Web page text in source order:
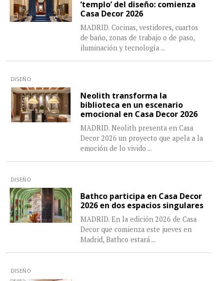
‘templo’ del diseño: comienza
Casa Decor 2026
MADRID. Cocinas, vestidores, cuartos
de baño, zonas de trabajo o de paso,
iluminación y tecnología ...
DISEÑO
Neolith transforma la
biblioteca en un escenario
emocional en Casa Decor 2026
MADRID. Neolith presenta en Casa
Decor 2026 un proyecto que apela a la
emoción de lo vivido ...
DISEÑO
Bathco participa en Casa Decor
2026 en dos espacios singulares
MADRID. En la edición 2026 de Casa
Decor que comienza este jueves en
Madrid, Bathco estará ...
DISEÑO